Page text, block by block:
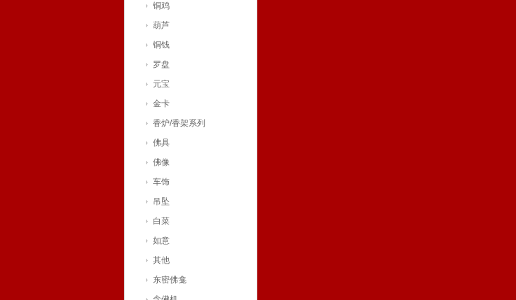
铜鸡
葫芦
铜钱
罗盘
元宝
金卡
香炉/香架系列
佛具
佛像
车饰
吊坠
白菜
如意
其他
东密佛龛